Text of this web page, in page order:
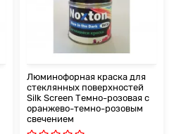
Люминофорная краска для
стеклянных поверхностей
Silk Screen Темно-розовая с
оранжево-темно-розовым
свечением